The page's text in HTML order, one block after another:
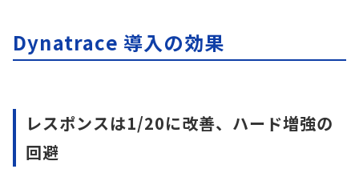
Dynatrace 導入の効果
レスポンスは1/20に改善、ハード増強の
回避